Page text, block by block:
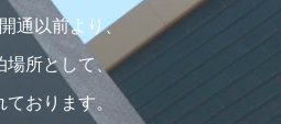
通以前より、
場所として、
おります。